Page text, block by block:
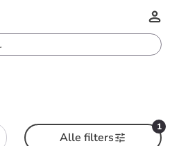
1
Alle filters